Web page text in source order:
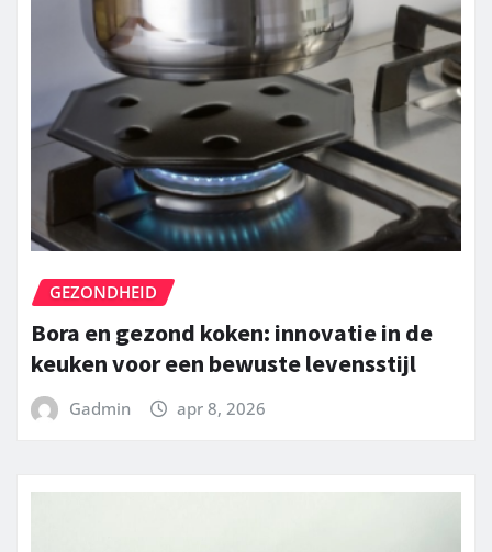
GEZONDHEID
Bora en gezond koken: innovatie in de
keuken voor een bewuste levensstijl
Gadmin apr 8, 2026